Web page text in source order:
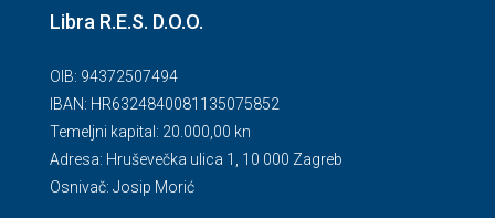
Libra R.E.S. D.O.O.
OIB: 94372507494
IBAN: HR6324840081135075852
Temeljni kapital: 20.000,00 kn
Adresa: Hruševečka ulica 1, 10 000 Zagreb
Osnivač: Josip Morić